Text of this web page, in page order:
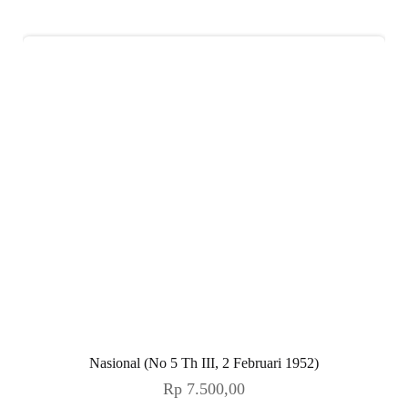
Nasional (No 5 Th III, 2 Februari 1952)
Rp 7.500,00